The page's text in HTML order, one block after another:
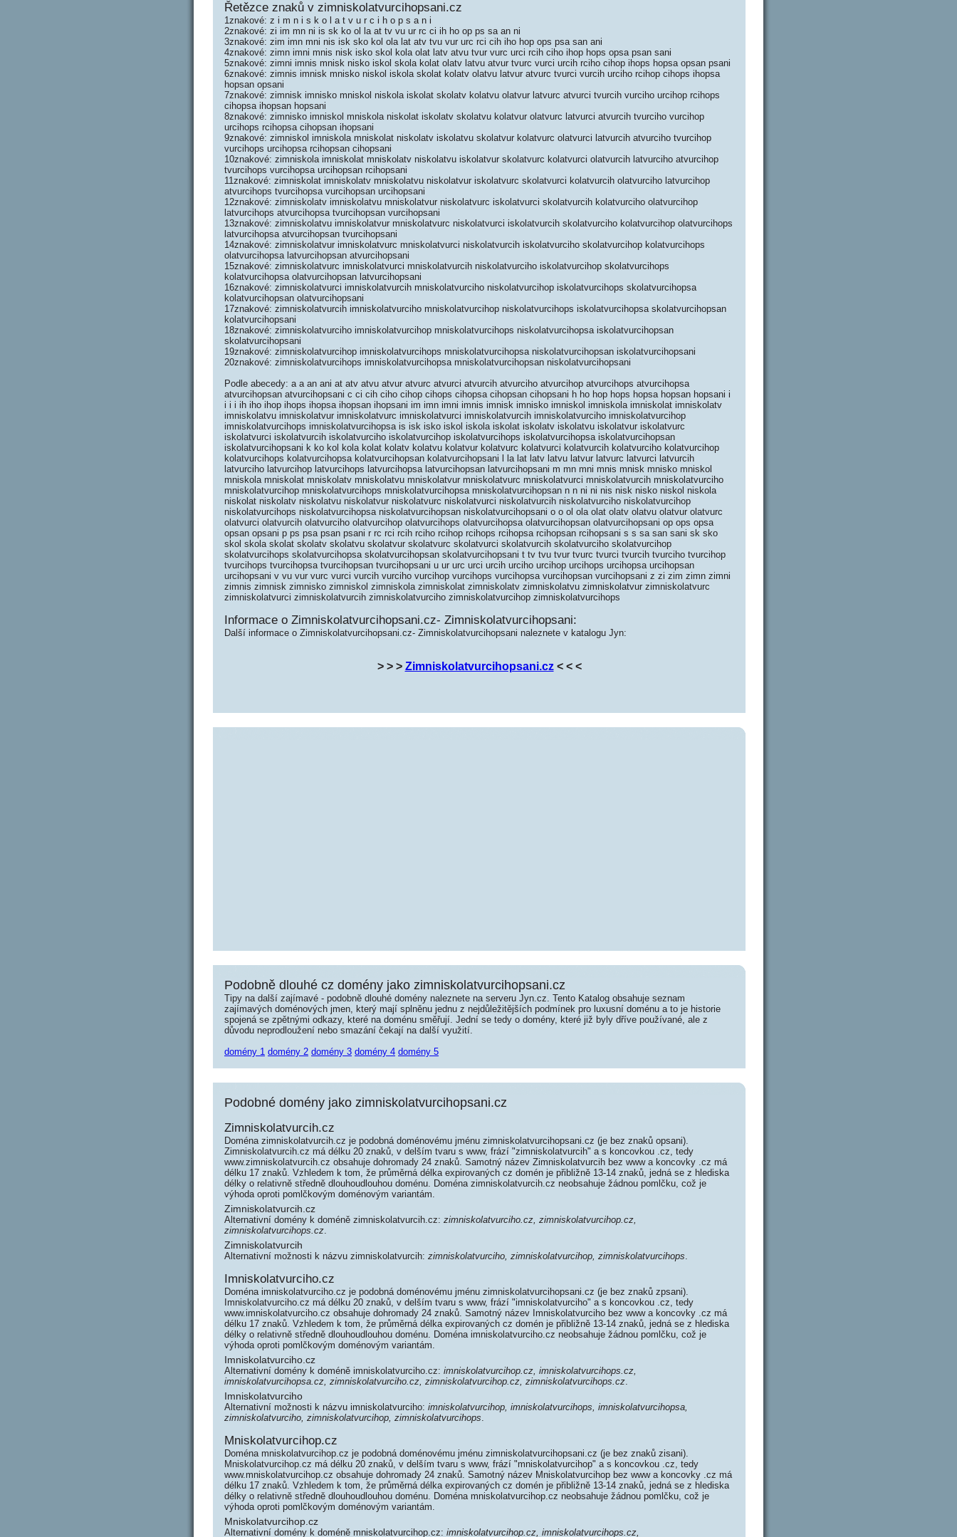
Řetězce znaků v zimniskolatvurcihopsani.cz
1znakové: z i m n i s k o l a t v u r c i h o p s a n i
2znakové: zi im mn ni is sk ko ol la at tv vu ur rc ci ih ho op ps sa an ni
3znakové: zim imn mni nis isk sko kol ola lat atv tvu vur urc rci cih iho hop ops psa san ani
4znakové: zimn imni mnis nisk isko skol kola olat latv atvu tvur vurc urci rcih ciho ihop hops opsa psan sani
5znakové: zimni imnis mnisk nisko iskol skola kolat olatv latvu atvur tvurc vurci urcih rciho cihop ihops hopsa opsan psani
6znakové: zimnis imnisk mnisko niskol iskola skolat kolatv olatvu latvur atvurc tvurci vurcih urciho rcihop cihops ihopsa
hopsan opsani
7znakové: zimnisk imnisko mniskol niskola iskolat skolatv kolatvu olatvur latvurc atvurci tvurcih vurciho urcihop rcihops
cihopsa ihopsan hopsani
8znakové: zimnisko imniskol mniskola niskolat iskolatv skolatvu kolatvur olatvurc latvurci atvurcih tvurciho vurcihop
urcihops rcihopsa cihopsan ihopsani
9znakové: zimniskol imniskola mniskolat niskolatv iskolatvu skolatvur kolatvurc olatvurci latvurcih atvurciho tvurcihop
vurcihops urcihopsa rcihopsan cihopsani
10znakové: zimniskola imniskolat mniskolatv niskolatvu iskolatvur skolatvurc kolatvurci olatvurcih latvurciho atvurcihop
tvurcihops vurcihopsa urcihopsan rcihopsani
11znakové: zimniskolat imniskolatv mniskolatvu niskolatvur iskolatvurc skolatvurci kolatvurcih olatvurciho latvurcihop
atvurcihops tvurcihopsa vurcihopsan urcihopsani
12znakové: zimniskolatv imniskolatvu mniskolatvur niskolatvurc iskolatvurci skolatvurcih kolatvurciho olatvurcihop
latvurcihops atvurcihopsa tvurcihopsan vurcihopsani
13znakové: zimniskolatvu imniskolatvur mniskolatvurc niskolatvurci iskolatvurcih skolatvurciho kolatvurcihop olatvurcihops
latvurcihopsa atvurcihopsan tvurcihopsani
14znakové: zimniskolatvur imniskolatvurc mniskolatvurci niskolatvurcih iskolatvurciho skolatvurcihop kolatvurcihops
olatvurcihopsa latvurcihopsan atvurcihopsani
15znakové: zimniskolatvurc imniskolatvurci mniskolatvurcih niskolatvurciho iskolatvurcihop skolatvurcihops
kolatvurcihopsa olatvurcihopsan latvurcihopsani
16znakové: zimniskolatvurci imniskolatvurcih mniskolatvurciho niskolatvurcihop iskolatvurcihops skolatvurcihopsa
kolatvurcihopsan olatvurcihopsani
17znakové: zimniskolatvurcih imniskolatvurciho mniskolatvurcihop niskolatvurcihops iskolatvurcihopsa skolatvurcihopsan
kolatvurcihopsani
18znakové: zimniskolatvurciho imniskolatvurcihop mniskolatvurcihops niskolatvurcihopsa iskolatvurcihopsan
skolatvurcihopsani
19znakové: zimniskolatvurcihop imniskolatvurcihops mniskolatvurcihopsa niskolatvurcihopsan iskolatvurcihopsani
20znakové: zimniskolatvurcihops imniskolatvurcihopsa mniskolatvurcihopsan niskolatvurcihopsani
Podle abecedy: a a an ani at atv atvu atvur atvurc atvurci atvurcih atvurciho atvurcihop atvurcihops atvurcihopsa
atvurcihopsan atvurcihopsani c ci cih ciho cihop cihops cihopsa cihopsan cihopsani h ho hop hops hopsa hopsan hopsani i
i i i ih iho ihop ihops ihopsa ihopsan ihopsani im imn imni imnis imnisk imnisko imniskol imniskola imniskolat imniskolatv
imniskolatvu imniskolatvur imniskolatvurc imniskolatvurci imniskolatvurcih imniskolatvurciho imniskolatvurcihop
imniskolatvurcihops imniskolatvurcihopsa is isk isko iskol iskola iskolat iskolatv iskolatvu iskolatvur iskolatvurc
iskolatvurci iskolatvurcih iskolatvurciho iskolatvurcihop iskolatvurcihops iskolatvurcihopsa iskolatvurcihopsan
iskolatvurcihopsani k ko kol kola kolat kolatv kolatvu kolatvur kolatvurc kolatvurci kolatvurcih kolatvurciho kolatvurcihop
kolatvurcihops kolatvurcihopsa kolatvurcihopsan kolatvurcihopsani l la lat latv latvu latvur latvurc latvurci latvurcih
latvurciho latvurcihop latvurcihops latvurcihopsa latvurcihopsan latvurcihopsani m mn mni mnis mnisk mnisko mniskol
mniskola mniskolat mniskolatv mniskolatvu mniskolatvur mniskolatvurc mniskolatvurci mniskolatvurcih mniskolatvurciho
mniskolatvurcihop mniskolatvurcihops mniskolatvurcihopsa mniskolatvurcihopsan n n ni ni nis nisk nisko niskol niskola
niskolat niskolatv niskolatvu niskolatvur niskolatvurc niskolatvurci niskolatvurcih niskolatvurciho niskolatvurcihop
niskolatvurcihops niskolatvurcihopsa niskolatvurcihopsan niskolatvurcihopsani o o ol ola olat olatv olatvu olatvur olatvurc
olatvurci olatvurcih olatvurciho olatvurcihop olatvurcihops olatvurcihopsa olatvurcihopsan olatvurcihopsani op ops opsa
opsan opsani p ps psa psan psani r rc rci rcih rciho rcihop rcihops rcihopsa rcihopsan rcihopsani s s sa san sani sk sko
skol skola skolat skolatv skolatvu skolatvur skolatvurc skolatvurci skolatvurcih skolatvurciho skolatvurcihop
skolatvurcihops skolatvurcihopsa skolatvurcihopsan skolatvurcihopsani t tv tvu tvur tvurc tvurci tvurcih tvurciho tvurcihop
tvurcihops tvurcihopsa tvurcihopsan tvurcihopsani u ur urc urci urcih urciho urcihop urcihops urcihopsa urcihopsan
urcihopsani v vu vur vurc vurci vurcih vurciho vurcihop vurcihops vurcihopsa vurcihopsan vurcihopsani z zi zim zimn zimni
zimnis zimnisk zimnisko zimniskol zimniskola zimniskolat zimniskolatv zimniskolatvu zimniskolatvur zimniskolatvurc
zimniskolatvurci zimniskolatvurcih zimniskolatvurciho zimniskolatvurcihop zimniskolatvurcihops
Informace o Zimniskolatvurcihopsani.cz- Zimniskolatvurcihopsani:
Další informace o Zimniskolatvurcihopsani.cz- Zimniskolatvurcihopsani naleznete v katalogu Jyn:
> > > Zimniskolatvurcihopsani.cz< < <
Podobně dlouhé cz domény jako zimniskolatvurcihopsani.cz
Tipy na další zajímavé - podobně dlouhé domény naleznete na serveru Jyn.cz. Tento Katalog obsahuje seznam
zajímavých doménových jmen, který mají splněnu jednu z nejdůležitějších podmínek pro luxusní doménu a to je historie
spojená se zpětnými odkazy, které na doménu směřují. Jední se tedy o domény, které již byly dříve používané, ale z
důvodu neprodloužení nebo smazání čekají na další využití.
domény 1 domény 2 domény 3 domény 4 domény 5
Podobné domény jako zimniskolatvurcihopsani.cz
Zimniskolatvurcih.cz
Doména zimniskolatvurcih.cz je podobná doménovému jménu zimniskolatvurcihopsani.cz (je bez znaků opsani).
Zimniskolatvurcih.cz má délku 20 znaků, v delším tvaru s www, frází "zimniskolatvurcih" a s koncovkou .cz, tedy
www.zimniskolatvurcih.cz obsahuje dohromady 24 znaků. Samotný název Zimniskolatvurcih bez www a koncovky .cz má
délku 17 znaků. Vzhledem k tom, že průměrná délka expirovaných cz domén je přibližně 13-14 znaků, jedná se z hlediska
délky o relativně středně dlouhoudlouhou doménu. Doména zimniskolatvurcih.cz neobsahuje žádnou pomlčku, což je
výhoda oproti pomlčkovým doménovým variantám.
Zimniskolatvurcih.cz
Alternativní domény k doméně zimniskolatvurcih.cz: zimniskolatvurciho.cz, zimniskolatvurcihop.cz,
zimniskolatvurcihops.cz.
Zimniskolatvurcih
Alternativní možnosti k názvu zimniskolatvurcih: zimniskolatvurciho, zimniskolatvurcihop, zimniskolatvurcihops.
Imniskolatvurciho.cz
Doména imniskolatvurciho.cz je podobná doménovému jménu zimniskolatvurcihopsani.cz (je bez znaků zpsani).
Imniskolatvurciho.cz má délku 20 znaků, v delším tvaru s www, frází "imniskolatvurciho" a s koncovkou .cz, tedy
www.imniskolatvurciho.cz obsahuje dohromady 24 znaků. Samotný název Imniskolatvurciho bez www a koncovky .cz má
délku 17 znaků. Vzhledem k tom, že průměrná délka expirovaných cz domén je přibližně 13-14 znaků, jedná se z hlediska
délky o relativně středně dlouhoudlouhou doménu. Doména imniskolatvurciho.cz neobsahuje žádnou pomlčku, což je
výhoda oproti pomlčkovým doménovým variantám.
Imniskolatvurciho.cz
Alternativní domény k doméně imniskolatvurciho.cz: imniskolatvurcihop.cz, imniskolatvurcihops.cz,
imniskolatvurcihopsa.cz, zimniskolatvurciho.cz, zimniskolatvurcihop.cz, zimniskolatvurcihops.cz.
Imniskolatvurciho
Alternativní možnosti k názvu imniskolatvurciho: imniskolatvurcihop, imniskolatvurcihops, imniskolatvurcihopsa,
zimniskolatvurciho, zimniskolatvurcihop, zimniskolatvurcihops.
Mniskolatvurcihop.cz
Doména mniskolatvurcihop.cz je podobná doménovému jménu zimniskolatvurcihopsani.cz (je bez znaků zisani).
Mniskolatvurcihop.cz má délku 20 znaků, v delším tvaru s www, frází "mniskolatvurcihop" a s koncovkou .cz, tedy
www.mniskolatvurcihop.cz obsahuje dohromady 24 znaků. Samotný název Mniskolatvurcihop bez www a koncovky .cz má
délku 17 znaků. Vzhledem k tom, že průměrná délka expirovaných cz domén je přibližně 13-14 znaků, jedná se z hlediska
délky o relativně středně dlouhoudlouhou doménu. Doména mniskolatvurcihop.cz neobsahuje žádnou pomlčku, což je
výhoda oproti pomlčkovým doménovým variantám.
Mniskolatvurcihop.cz
Alternativní domény k doméně mniskolatvurcihop.cz: imniskolatvurcihop.cz, imniskolatvurcihops.cz,